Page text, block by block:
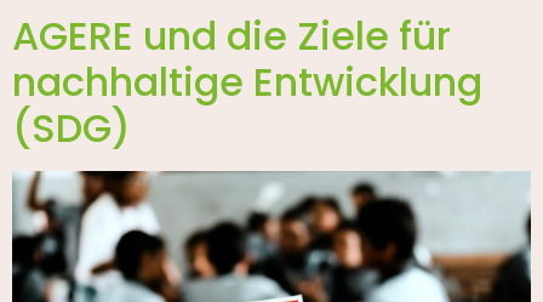
AGERE und die Ziele für
nachhaltige Entwicklung
(SDG)